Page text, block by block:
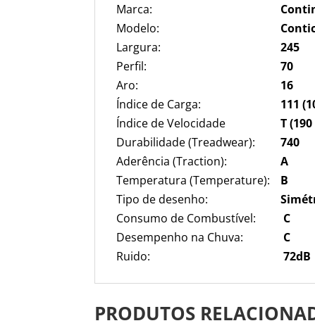
Marca:
Modelo:
Largura:
245
Perfil:
70
Aro:
16
Índice de Carga:
111
Índice de Velocidade
T
Durabilidade (Treadwear):
740
Aderência (Traction):
A
Temperatura (Temperature):
B
Tipo de desenho:
S
Consumo de Combustível:
C
Desempenho na Chuva:
C
Ruido:
72dB
PRODUTOS